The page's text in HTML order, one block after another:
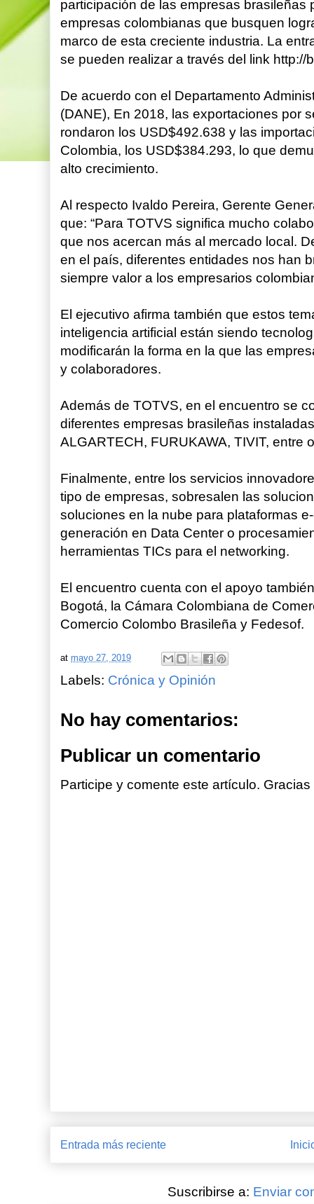
participación de las empresas brasileñas
empresas colombianas que busquen
marco de esta creciente industria. La
se pueden realizar a través del link http://
De acuerdo con el Departamento
(DANE), En 2018, las exportaciones por
rondaron los USD$492.638 y las
Colombia, los USD$384.293, lo que
alto crecimiento.
Al respecto Ivaldo Pereira, Gerente
que: “Para TOTVS significa mucho
que nos acercan más al mercado local.
en el país, diferentes entidades nos han
siempre valor a los empresarios
El ejecutivo afirma también que estos
inteligencia artificial están siendo
modificarán la forma en la que las
y colaboradores.
Además de TOTVS, en el encuentro se
diferentes empresas brasileñas
ALGARTECH, FURUKAWA, TIVIT, entre
Finalmente, entre los servicios
tipo de empresas, sobresalen las
soluciones en la nube para plataformas
generación en Data Center o
herramientas TICs para el networking.
El encuentro cuenta con el apoyo
Bogotá, la Cámara Colombiana de
Comercio Colombo Brasileña y Fedesof.
at mayo 27, 2019
Labels: Crónica y Opinión
No hay comentarios:
Publicar un comentario
Participe y comente este artículo. Gracias
Entrada más reciente
Suscribirse a: Enviar